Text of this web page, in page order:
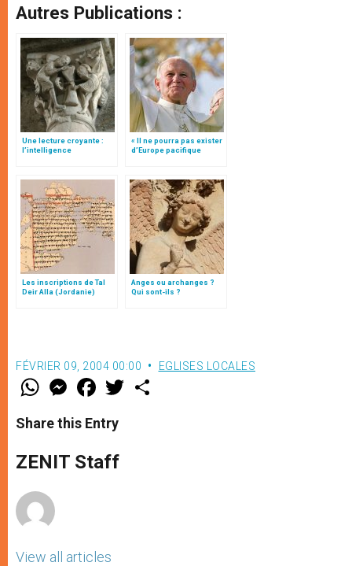
Autres Publications :
Une lecture croyante :
l’intelligence
« Il ne pourra pas exister
d’Europe pacifique
Les inscriptions de Tal
Deir Alla (Jordanie)
Anges ou archanges ?
Qui sont-ils ?
FÉVRIER 09, 2004 00:00 EGLISES LOCALES
W
t
s
p
p
M
e
s
e
g
e
F
a
e
b
o
k
w
Share this Entry
ZENIT Staff
View all articles